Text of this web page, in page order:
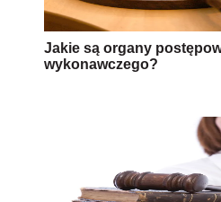
Jakie są organy
wykonawczego?